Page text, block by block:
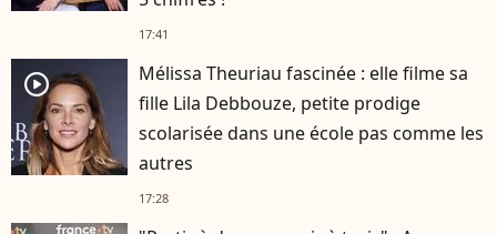
17:41
player2
Mélissa Theuriau fascinée : elle filme sa
fille Lila Debbouze, petite prodige
scolarisée dans une école pas comme les
autres
17:28